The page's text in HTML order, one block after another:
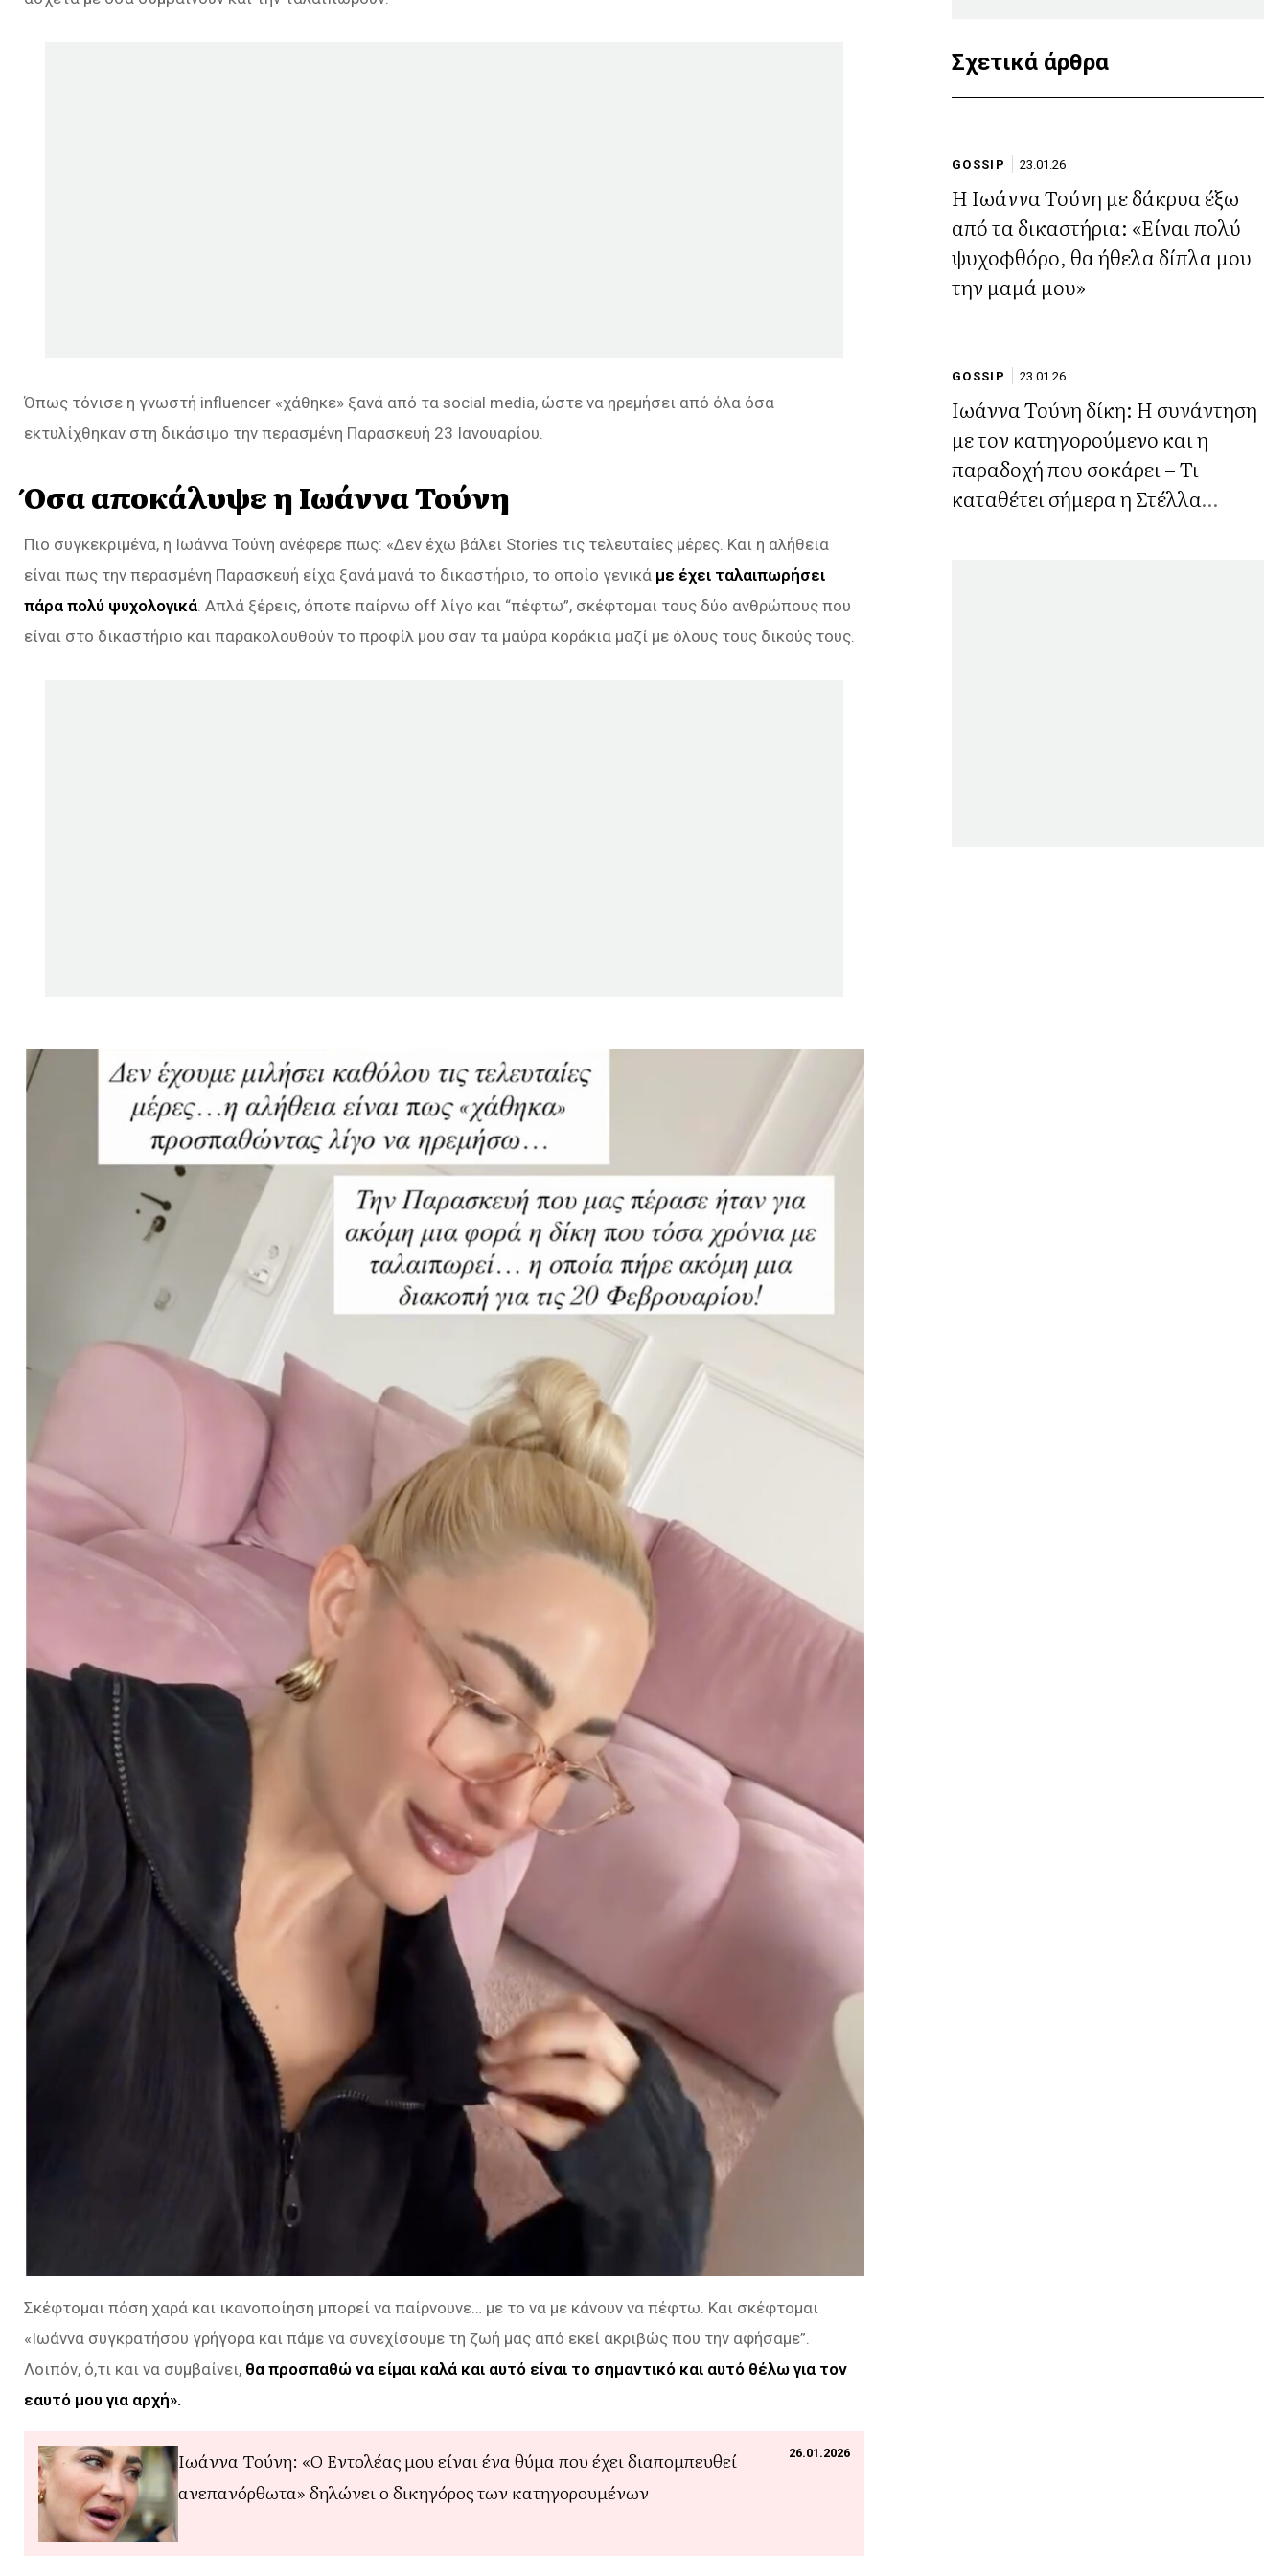
Όπως τόνισε η γνωστή influencer «χάθηκε» ξανά από τα social media, ώστε να ηρεμήσει από όλα όσα
εκτυλίχθηκαν στη δικάσιμο την περασμένη Παρασκευή 23 Ιανουαρίου.
Όσα αποκάλυψε η Ιωάννα Τούνη
Πιο συγκεκριμένα, η Ιωάννα Τούνη ανέφερε πως: «Δεν έχω βάλει Stories τις τελευταίες μέρες. Και η αλήθεια
είναι πως την περασμένη Παρασκευή είχα ξανά μανά το δικαστήριο, το οποίο γενικά με έχει ταλαιπωρήσει
πάρα πολύ ψυχολογικά . Απλά ξέρεις, όποτε παίρνω off λίγο και “πέφτω”, σκέφτομαι τους δύο ανθρώπους που
είναι στο δικαστήριο και παρακολουθούν το προφίλ μου σαν τα μαύρα κοράκια μαζί με όλους τους δικούς τους.
Σκέφτομαι πόση χαρά και ικανοποίηση μπορεί να παίρνουνε… με το να με κάνουν να πέφτω. Και σκέφτομαι
«Ιωάννα συγκρατήσου γρήγορα και πάμε να συνεχίσουμε τη ζωή μας από εκεί ακριβώς που την αφήσαμε”.
Λοιπόν, ό,τι και να συμβαίνει, θα προσπαθώ να είμαι καλά και αυτό είναι το σημαντικό και αυτό θέλω για τον
εαυτό μου για αρχή».
26.01.2026
Ιωάννα Τούνη: «Ο Εντολέας μου είναι ένα θύμα που έχει διαπομπευθεί
ανεπανόρθωτα» δηλώνει ο δικηγόρος των κατηγορουμένων
Σχετικά άρθρα
GOSSIP 23.01.26
Η Ιωάννα Τούνη με δάκρυα έξω
από τα δικαστήρια: «Είναι πολύ
ψυχοφθόρο, θα ήθελα δίπλα μου
την μαμά μου»
GOSSIP 23.01.26
Ιωάννα Τούνη δίκη: Η συνάντηση
με τον κατηγορούμενο και η
παραδοχή που σοκάρει – Τι
καταθέτει σήμερα η Στέλλα